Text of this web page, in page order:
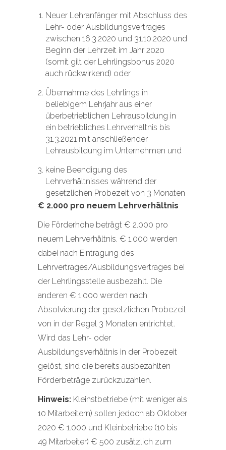
Neuer Lehranfänger mit Abschluss des
Lehr- oder Ausbildungsvertrages
zwischen 16.3.2020 und 31.10.2020 und
Beginn der Lehrzeit im Jahr 2020
(somit gilt der Lehrlingsbonus 2020
auch rückwirkend) oder
Übernahme des Lehrlings in
beliebigem Lehrjahr aus einer
überbetrieblichen Lehrausbildung in
ein betriebliches Lehrverhältnis bis
31.3.2021 mit anschließender
Lehrausbildung im Unternehmen und
keine Beendigung des
Lehrverhältnisses während der
gesetzlichen Probezeit von 3 Monaten
€ 2.000 pro neuem Lehrverhältnis
Die Förderhöhe beträgt € 2.000 pro
neuem Lehrverhältnis. € 1.000 werden
dabei nach Eintragung des
Lehrvertrages/Ausbildungsvertrages bei
der Lehrlingsstelle ausbezahlt. Die
anderen € 1.000 werden nach
Absolvierung der gesetzlichen Probezeit
von in der Regel 3 Monaten entrichtet.
Wird das Lehr- oder
Ausbildungsverhältnis in der Probezeit
gelöst, sind die bereits ausbezahlten
Förderbeträge zurückzuzahlen.
Hinweis: Kleinstbetriebe (mit weniger als
10 Mitarbeitern) sollen jedoch ab Oktober
2020 € 1.000 und Kleinbetriebe (10 bis
49 Mitarbeiter) € 500 zusätzlich zum